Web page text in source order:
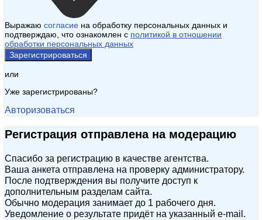
Выражаю согласие на обработку персональных данных и
подтверждаю, что ознакомлен с политикой в отношении
обработки персональных данных
Зарегистрироваться
или
Уже зарегистрированы?
Авторизоваться
Регистрация отправлена на модерацию
Спасибо за регистрацию в качестве агентства.
Ваша анкета отправлена на проверку администратору.
После подтверждения вы получите доступ к
дополнительным разделам сайта.
Обычно модерация занимает до 1 рабочего дня.
Уведомление о результате придёт на указанный e‑mail.